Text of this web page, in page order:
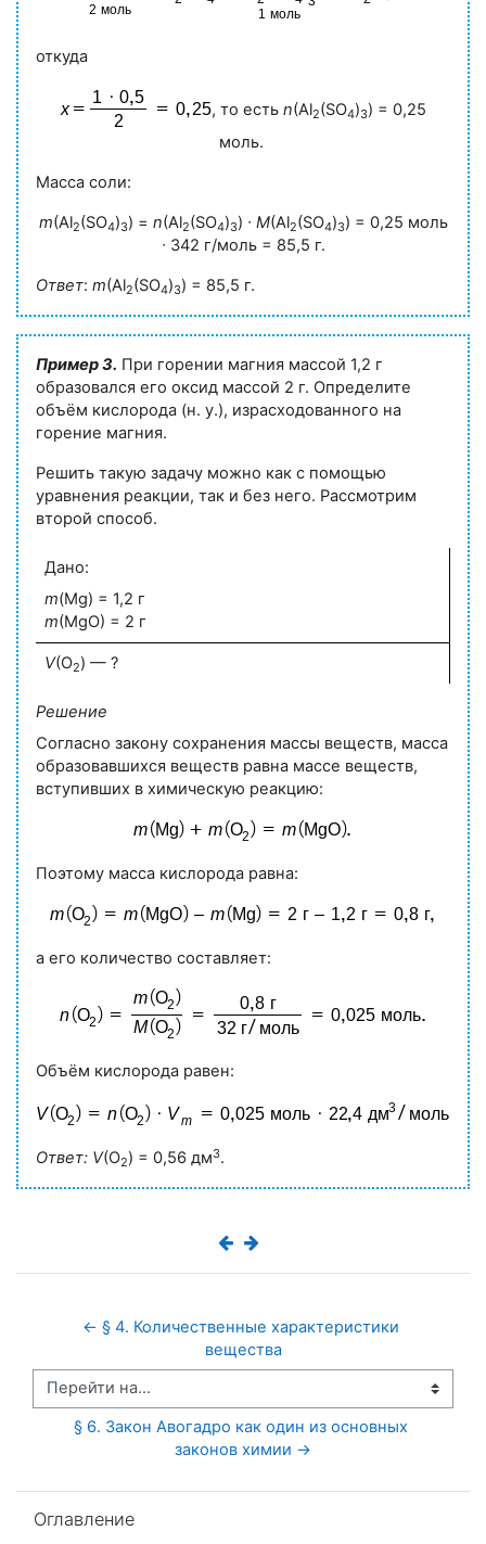
откуда
, то есть n(Al2(SO4)3) = 0,25
моль.
Масса соли:
m(Al2(SO4)3) = n(Al2(SO4)3) ∙ M(Al2(SO4)3) = 0,25 моль
∙ 342 г/моль = 85,5 г.
Ответ: m(Al2(SO4)3) = 85,5 г.
Пример 3. При горении магния массой 1,2 г
образовался его оксид массой 2 г. Определите
объём кислорода (н. у.), израсходованного на
горение магния.
Решить такую задачу можно как с помощью
уравнения реакции, так и без него. Рассмотрим
второй способ.
Дано:
m(Mg) = 1,2 г
m(MgO) = 2 г
V(O2) — ?
Решение
Согласно закону сохранения массы веществ, масса
образовавшихся веществ равна массе веществ,
вступивших в химическую реакцию:
Поэтому масса кислорода равна:
а его количество составляет:
Объём кислорода равен:
Ответ: V(O2) = 0,56 дм3.
← § 4. Количественные характеристики
вещества
Перейти на...
§ 6. Закон Авогадро как один из основных
законов химии →
Оглавление